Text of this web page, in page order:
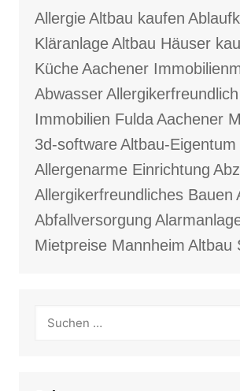
AllergieAltbau kaufen
KläranlageAltbau Häuser
KücheAachener
AbwasserAllergikerfreundlich
Immobilien FuldaAachener
3d-softwareAltbau-Eigentum
Allergenarme Einrichtung
Allergikerfreundliches Bauen
Abfallversorgung
Mietpreise Mannheim Altbau